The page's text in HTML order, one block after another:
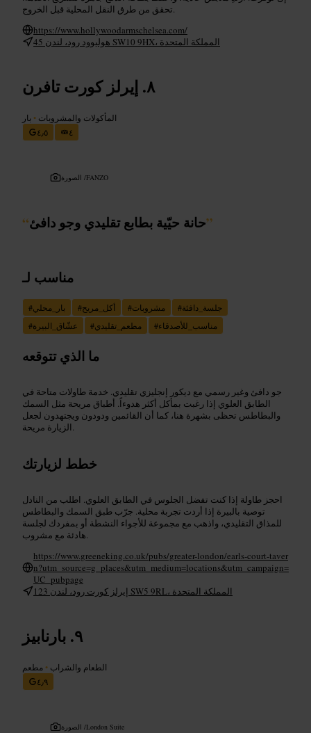
تحقق من طرق النقل المحلية قبل الخروج.
https://www.hollywoodarmschelsea.com/
45 هوليوود رود، لندن SW10 9HX، المملكة المتحدة
إيرلز كورت تافرن
المأكولات والمشروبات • بار
٤٫٥
٤
الصورة /FANZO
“حانة حيّية بطابع تقليدي وجو دافئ”
مناسب لـ
#بار_محلي #أكل_مريح #مشروبات #جلسة_دافئة
#عشّاق_البيرة #مطعم_تقليدي #مناسب_للأصدقاء
ما الذي تتوقعه
جو دافئ وغير رسمي مع ديكور إنجليزي تقليدي. خدمة طاولات متاحة في
الطابق العلوي إذا رغبت بمأكل أكثر هدوءاً. أطباق مريحة مثل السمك
والبطاطس تحظى بشهرة هنا، كما أن القائمين ودودون ويجتهدون لجعل
الزيارة مريحة.
خطط لزيارتك
احجز طاولة إذا كنت تفضل الجلوس في الطابق العلوي. اطلب من النادل
توصية بالبيرة إذا أردت تجربة محلية. جرّب طبق السمك والبطاطس
للمذاق التقليدي، واذهب مع مجموعة للأجواء النشطة أو بمفردك لجلسة
هادئة مع مشروب.
https://www.greeneking.co.uk/pubs/greater-london/earls-court-taver
n?utm_source=g_places&utm_medium=locations&utm_campaign=
UC_pubpage
123 إيرلز كورت رود، لندن SW5 9RL، المملكة المتحدة
بارنابيز
الطعام والشراب • مطعم
٤٫٩
الصورة /London Suite